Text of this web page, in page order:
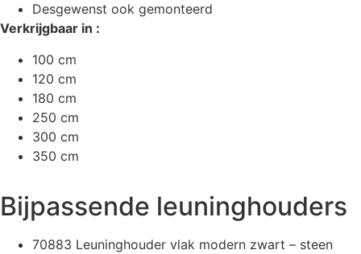
Desgewenst ook gemonteerd
Verkrijgbaar in :
100 cm
120 cm
180 cm
250 cm
300 cm
350 cm
Bijpassende leuninghouders
70883 Leuninghouder vlak modern zwart – steen